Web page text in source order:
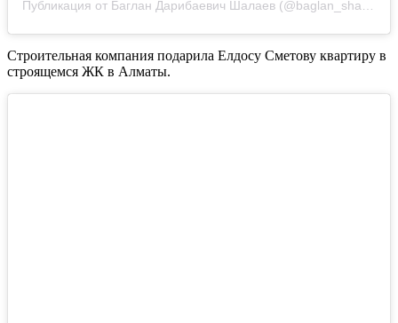
Строительная компания подарила Елдосу Сметову квартиру в
строящемся ЖК в Алматы.